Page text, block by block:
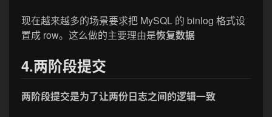
现在越来越多的场景要求把 MySQL 的 binlog 格式设
置成 row。这么做的主要理由是恢复数据
4.两阶段提交
两阶段提交是为了让两份日志之间的逻辑一致